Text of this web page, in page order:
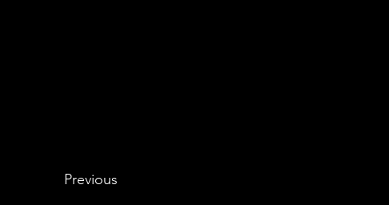
Previous